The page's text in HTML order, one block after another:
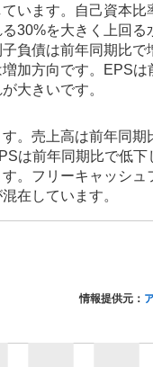
います。自己資本比
30%を大きく上回る
負債は前年同期比で
加方向です。EPSは
大きいです。
。売上高は前年同期
は前年同期比で低下
。フリーキャッシュ
在しています。
情報提供元：